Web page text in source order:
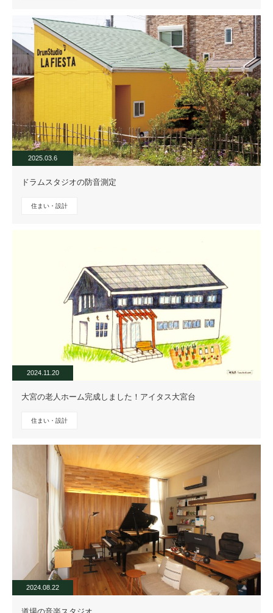
2025.03.6
ドラムスタジオの防音測定
住まい・設計
2024.11.20
大宮の老人ホーム完成しました！アイタス大宮台
住まい・設計
2024.08.22